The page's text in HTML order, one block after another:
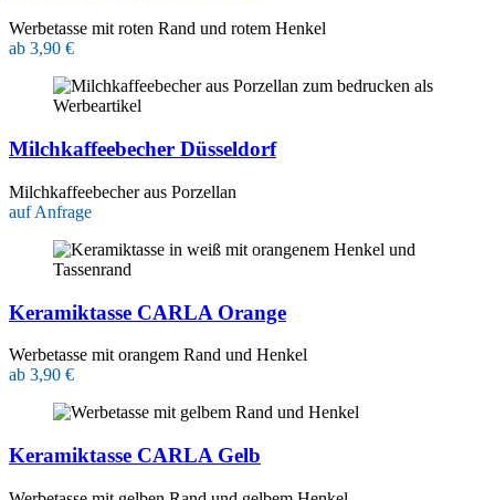
Werbetasse mit roten Rand und rotem Henkel
ab 3,90 €
Milchkaffeebecher Düsseldorf
Milchkaffeebecher aus Porzellan
auf Anfrage
Keramiktasse CARLA Orange
Werbetasse mit orangem Rand und Henkel
ab 3,90 €
Keramiktasse CARLA Gelb